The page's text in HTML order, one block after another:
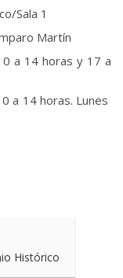
Sala 1
Martín
a 14 horas y 17 a
horas. Lunes
Histórico